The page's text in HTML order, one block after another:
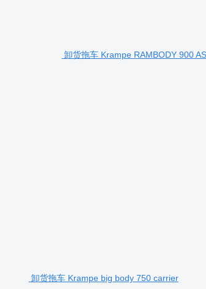
卸货拖车 Krampe RAMBODY 900 AS
卸货拖车 Krampe big body 750 carrier